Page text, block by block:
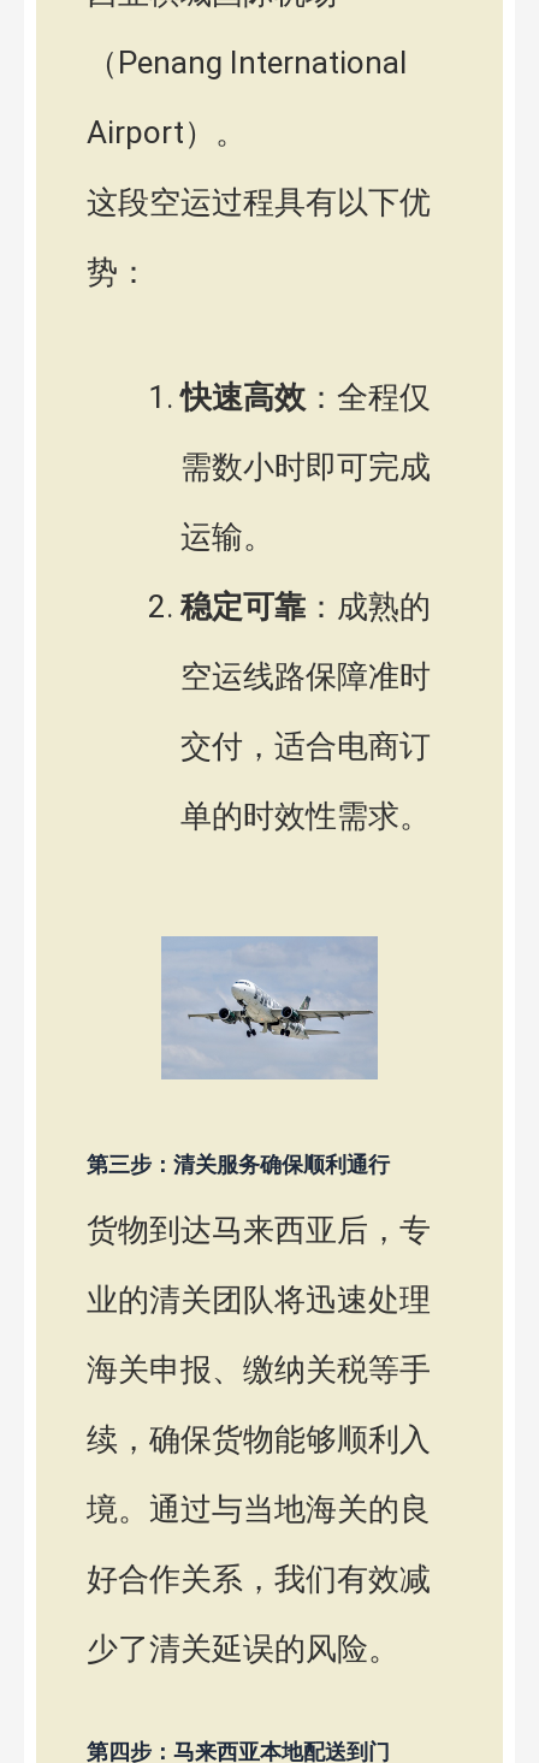
（Penang International
Airport）。
这段空运过程具有以下优
势：
快速高效 ：全程仅
需数小时即可完成
运输。
稳定可靠 ：成熟的
空运线路保障准时
交付，适合电商订
单的时效性需求。
第三步：清关服务确保顺利通行
货物到达马来西亚后，专
业的清关团队将迅速处理
海关申报、缴纳关税等手
续，确保货物能够顺利入
境。通过与当地海关的良
好合作关系，我们有效减
少了清关延误的风险。
第四步：马来西亚本地配送到门